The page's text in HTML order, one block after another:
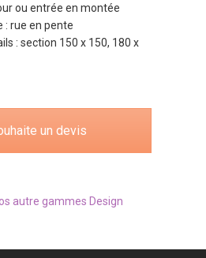
ou entrée en montée
: rue en pente
: section 150 x 150, 180 x
un devis
autre gammes Design